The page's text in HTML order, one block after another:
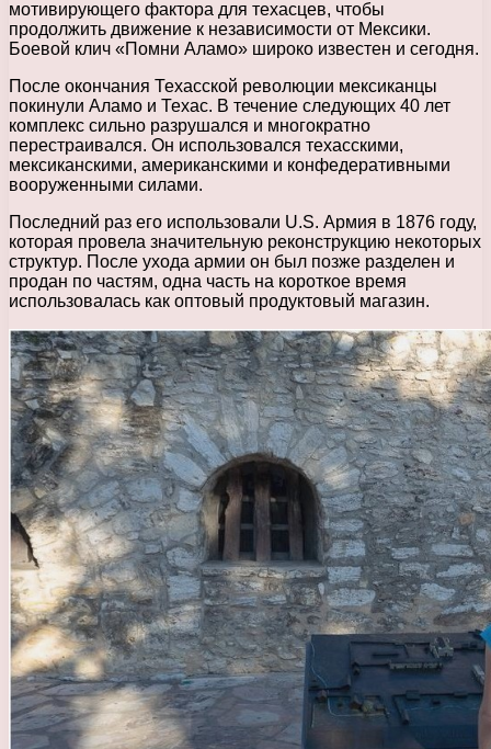
мотивирующего фактора для техасцев, чтобы
продолжить движение к независимости от Мексики.
Боевой клич «Помни Аламо» широко известен и сегодня.
После окончания Техасской революции мексиканцы
покинули Аламо и Техас. В течение следующих 40 лет
комплекс сильно разрушался и многократно
перестраивался. Он использовался техасскими,
мексиканскими, американскими и конфедеративными
вооруженными силами.
Последний раз его использовали U.S. Армия в 1876 году,
которая провела значительную реконструкцию некоторых
структур. После ухода армии он был позже разделен и
продан по частям, одна часть на короткое время
использовалась как оптовый продуктовый магазин.